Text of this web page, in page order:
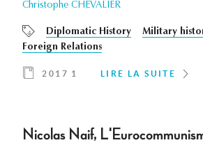
Christophe CHEVALIER
Diplomatic History
Military
Foreign Relations
2017 1 LIRE LA SUITE
Nicolas Naif,